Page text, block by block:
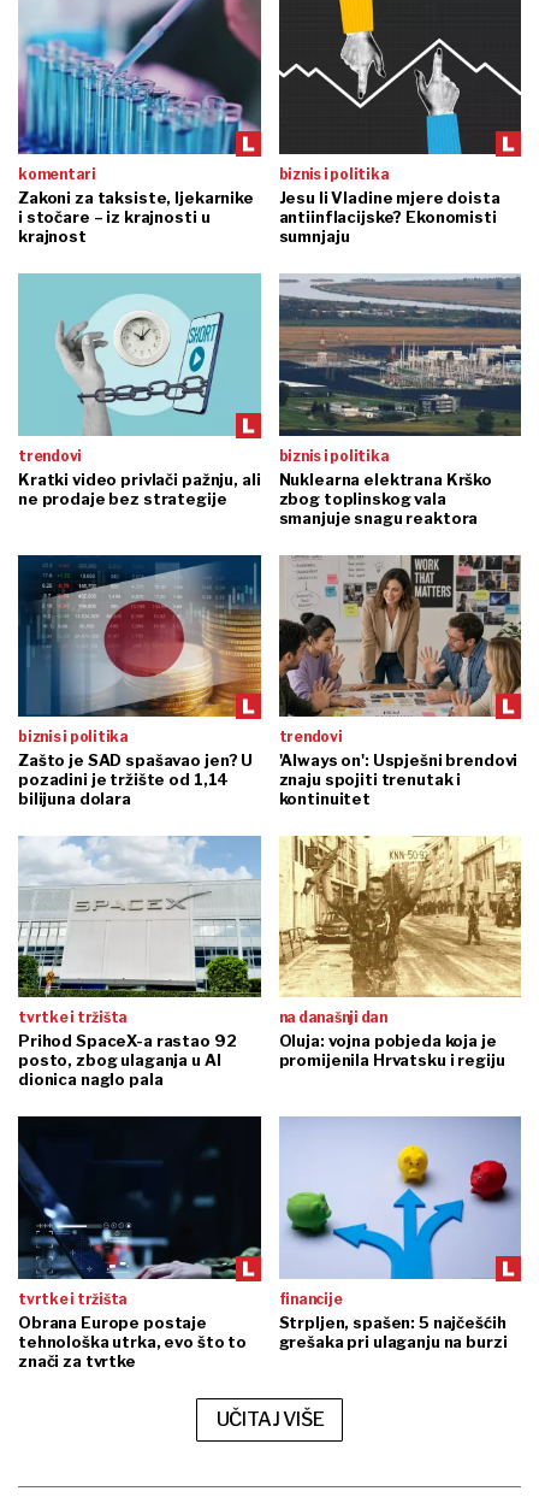
komentari
Zakoni za taksiste, ljekarnike
i stočare – iz krajnosti u
krajnost
biznis i politika
Jesu li Vladine mjere doista
antiinflacijske? Ekonomisti
sumnjaju
trendovi
Kratki video privlači pažnju, ali
ne prodaje bez strategije
biznis i politika
Nuklearna elektrana Krško
zbog toplinskog vala
smanjuje snagu reaktora
biznis i politika
Zašto je SAD spašavao jen? U
pozadini je tržište od 1,14
bilijuna dolara
trendovi
'Always on': Uspješni brendovi
znaju spojiti trenutak i
kontinuitet
tvrtke i tržišta
Prihod SpaceX-a rastao 92
posto, zbog ulaganja u AI
dionica naglo pala
na današnji dan
Oluja: vojna pobjeda koja je
promijenila Hrvatsku i regiju
tvrtke i tržišta
Obrana Europe postaje
tehnološka utrka, evo što to
znači za tvrtke
financije
Strpljen, spašen: 5 najčešćih
grešaka pri ulaganju na burzi
UČITAJ VIŠE